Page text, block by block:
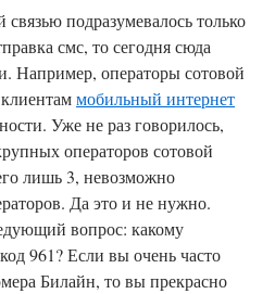
подразумевалось только
смс, то сегодня сюда
Например, операторы сотовой
мобильный интернет
Уже не раз говорилось,
операторов сотовой
лишь 3, невозможно
Да это и не нужно.
вопрос: какому
961? Если вы очень часто
Билайн, то вы прекрасно